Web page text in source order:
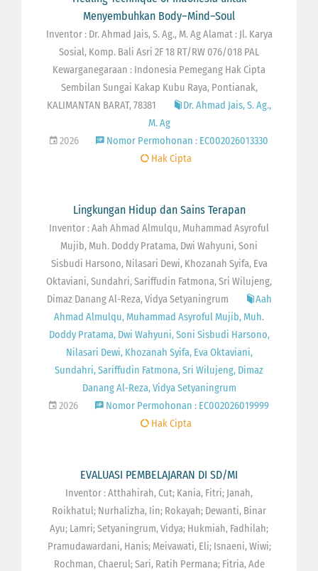
Menyembuhkan Body–Mind–Soul
Inventor : Dr. Ahmad Jais, S. Ag., M. Ag Alamat : Jl. Karya
Sosial, Komp. Bali Asri 2F 18 RT/RW 076/018 PAL
Kewarganegaraan : Indonesia Pemegang Hak Cipta
Sembilan Sungai Kakap Kubu Raya, Pontianak,
KALIMANTAN BARAT, 78381
Dr. Ahmad Jais, S. Ag.,
M. Ag
2026
Nomor Permohonan : EC002026013330
Hak Cipta
Lingkungan Hidup dan Sains Terapan
Inventor : Aah Ahmad Almulqu, Muhammad Asyroful
Mujib, Muh. Doddy Pratama, Dwi Wahyuni, Soni
Sisbudi Harsono, Nilasari Dewi, Khozanah Syifa, Eva
Oktaviani, Sundahri, Sariffudin Fatmona, Sri Wilujeng,
Dimaz Danang Al-Reza, Vidya Setyaningrum
Aah
Ahmad Almulqu, Muhammad Asyroful Mujib, Muh.
Doddy Pratama, Dwi Wahyuni, Soni Sisbudi Harsono,
Nilasari Dewi, Khozanah Syifa, Eva Oktaviani,
Sundahri, Sariffudin Fatmona, Sri Wilujeng, Dimaz
Danang Al-Reza, Vidya Setyaningrum
2026
Nomor Permohonan : EC002026019999
Hak Cipta
EVALUASI PEMBELAJARAN DI SD/MI
Inventor : Atthahirah, Cut; Kania, Fitri; Janah,
Roikhatul; Nurhalizha, Iin; Rokayah; Dewanti, Binar
Ayu; Lamri; Setyaningrum, Vidya; Hukmiah, Fadhilah;
Pramudawardani, Hanis; Meivawati, Eli; Isnaeni, Wiwi;
Rochman, Chaerul; Sari, Ratih Permana; Fitria, Ade